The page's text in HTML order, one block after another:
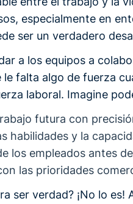
especialmente en
ser un verdadero
a los equipos a
falta algo de fuerza
laboral. Imagine
futura con
habilidades y la
los empleados antes
las prioridades
ser verdad? ¡No lo es!